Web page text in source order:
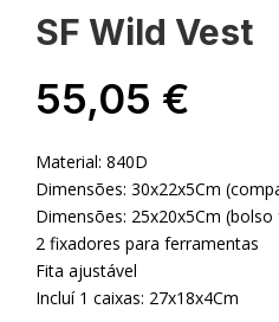
SF Wild Vest
55,05 €
Material: 840D
Dimensões: 30x22x5Cm
Dimensões: 25x20x5Cm
2 fixadores para ferramentas
Fita ajustável
Incluí 1 caixas: 27x18x4Cm